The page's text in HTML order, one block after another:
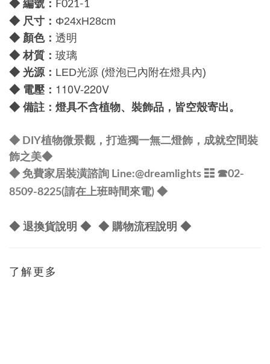
◆ 編號： F021-1
◆ 尺寸： Φ24xH28cm
◆ 顏色： 透明
◆ 材質： 玻璃
◆ 光源： LED光源 (燈泡已內附在燈具內)
◆ 電壓： 110V-220V
◆ 備註：燈具不含植物、裝飾品，皆空殼寄出。
◆ DIY植物微景觀，打造獨一無二燈飾，成就空間裝
飾之美◆
◆ 免費家居裝潢諮詢 Line:@dreamlights ☷ ☎02-
8509-8225(請在上班時間來電) ◆
◆ 退換貨說明 ◆ ◆ 購物流程說明 ◆
了解更多